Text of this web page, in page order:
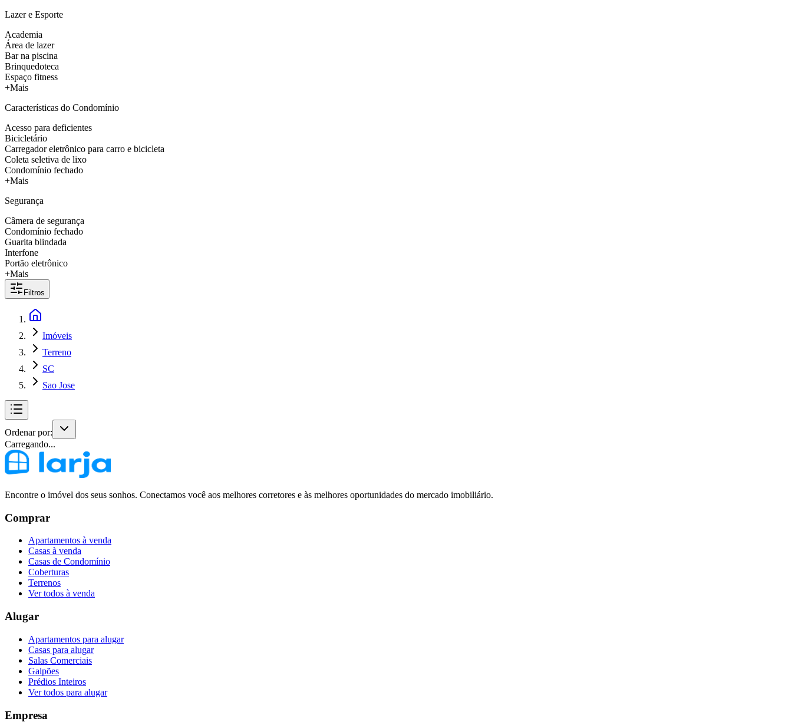
Lazer e Esporte
Academia
Área de lazer
Bar na piscina
Brinquedoteca
Espaço fitness
+Mais
Características do Condomínio
Acesso para deficientes
Bicicletário
Carregador eletrônico para carro e bicicleta
Coleta seletiva de lixo
Condomínio fechado
+Mais
Segurança
Câmera de segurança
Condomínio fechado
Guarita blindada
Interfone
Portão eletrônico
+Mais
Filtros
Imóveis
Terreno
SC
Sao Jose
Ordenar por:
Carregando...
Encontre o imóvel dos seus sonhos. Conectamos você aos melhores corretores e às melhores oportunidades do mercado imobiliário.
Comprar
Apartamentos à venda
Casas à venda
Casas de Condomínio
Coberturas
Terrenos
Ver todos à venda
Alugar
Apartamentos para alugar
Casas para alugar
Salas Comerciais
Galpões
Prédios Inteiros
Ver todos para alugar
Empresa